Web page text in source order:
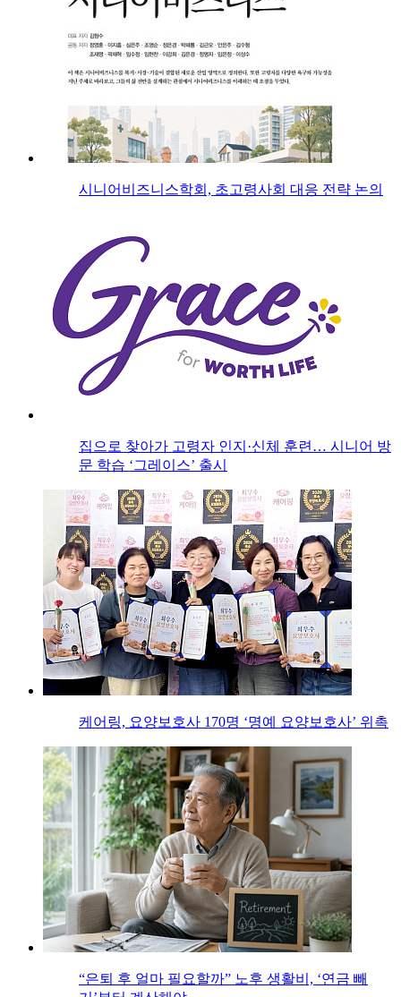
시니어비즈니스학회, 초고령사회 대응 전략 논의
집으로 찾아가 고령자 인지·신체 훈련… 시니어 방
문 학습 ‘그레이스’ 출시
케어링, 요양보호사 170명 ‘명예 요양보호사’ 위촉
“은퇴 후 얼마 필요할까” 노후 생활비, ‘연금 빼